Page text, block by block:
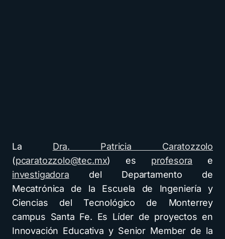
La Dra. Patricia Caratozzolo
(pcaratozzolo@tec.mx) es profesora e
investigadora del Departamento de
Mecatrónica de la Escuela de Ingeniería y
Ciencias del Tecnológico de Monterrey
campus Santa Fe. Es Líder de proyectos en
Innovación Educativa y Senior Member de la